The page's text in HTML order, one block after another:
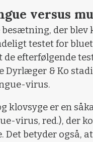
versus
besætning, der blev
testet for
de efterfølgende
Dyrlæger & Ko
virus.
klovsyge er en
virus, red.), der
Det betyder også,